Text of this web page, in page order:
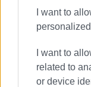
I want to
I want to
related to
or device